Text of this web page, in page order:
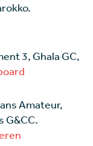
3, Ghala GC,
Amateur,
G&CC.